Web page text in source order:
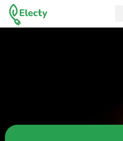
para
conteúdo